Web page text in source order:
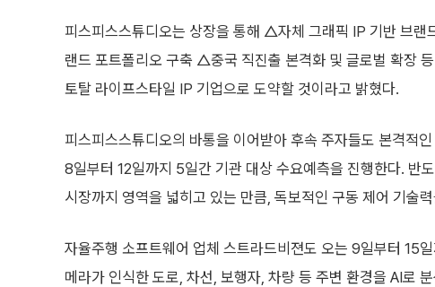
피스피스스튜디오는 상장을 통해 △자체 그래픽 IP 기반 브
랜드 포트폴리오 구축 △중국 직진출 본격화 및 글로벌 확장
토탈 라이프스타일 IP 기업으로 도약할 것이라고 밝혔다.
피스피스스튜디오의 바통을 이어받아 후속 주자들도 본격적
8일부터 12일까지 5일간 기관 대상 수요예측을 진행한다. 반
시장까지 영역을 넓히고 있는 만큼, 독보적인 구동 제어 기술
자율주행 소프트웨어 업체 스트라드비젼도 오는 9일부터 15
메라가 인식한 도로, 차선, 보행자, 차량 등 주변 환경을 AI로